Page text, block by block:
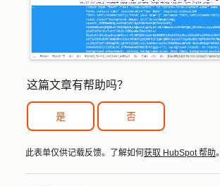
这篇文章有帮助吗？
是 否
此表单仅供记载反馈。了解如何获取 HubSpot 帮助。